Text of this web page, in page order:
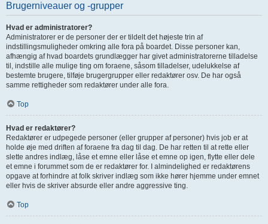
Brugerniveauer og -grupper
Hvad er administratorer?
Administratorer er de personer der er tildelt det højeste trin af
indstillingsmuligheder omkring alle fora på boardet. Disse personer kan,
afhængig af hvad boardets grundlægger har givet administratorerne tilladelse
til, indstille alle mulige ting om foraene, såsom tilladelser, udelukkelse af
bestemte brugere, tilføje brugergrupper eller redaktører osv. De har også
samme rettigheder som redaktører under alle fora.
Top
Hvad er redaktører?
Redaktører er udpegede personer (eller grupper af personer) hvis job er at
holde øje med driften af foraene fra dag til dag. De har retten til at rette eller
slette andres indlæg, låse et emne eller låse et emne op igen, flytte eller dele
et emne i forummet som de er redaktører for. I almindelighed er redaktørens
opgave at forhindre at folk skriver indlæg som ikke hører hjemme under emnet
eller hvis de skriver absurde eller andre aggressive ting.
Top